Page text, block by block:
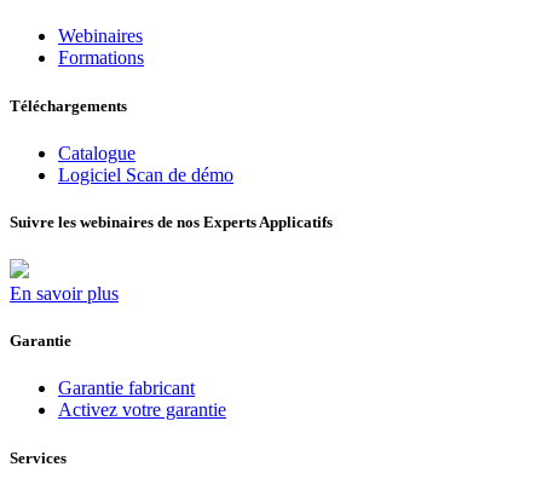
Webinaires
Formations
Téléchargements
Catalogue
Logiciel Scan de démo
Suivre les webinaires de nos Experts Applicatifs
En savoir plus
Garantie
Garantie fabricant
Activez votre garantie
Services